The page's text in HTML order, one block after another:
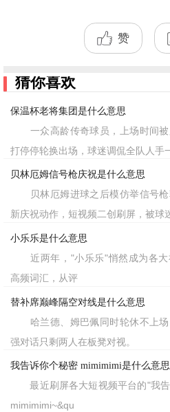
迅速走红，随后“小孩
岁创业”的夸张叙事。
‌现代含义‌
如今，这两个词已
畴：
对成人社会的戏仿‌
界的荒诞，形成黑色
教育焦虑的投射‌：
育儿成果展示，加剧内
代际认知的错位‌：
嘲“不如小学生”，反
赞
猜你喜欢
保温杯老将集团是什么意思
一众高龄传奇球员，上场时间被
打停停轮换出场，球迷调侃全队人手
贝林厄姆信号枪庆祝是什么意思
贝林厄姆进球之后模仿举信号枪
新庆祝动作，短视频二创刷屏，被球
小乐乐是什么意思
近两年，"小乐乐"悄然成为各大
高频词汇，从评
替补席巅峰隔空对线是什么意思
哈兰德、姆巴佩同时轮休不上场
强对话只剩两人在板凳对视。
我告诉你个秘密 mimimimi是什么意思
最近刷屏各大短视频平台的"我告
mimimimi~&qu